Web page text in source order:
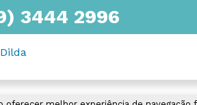
3444 2996